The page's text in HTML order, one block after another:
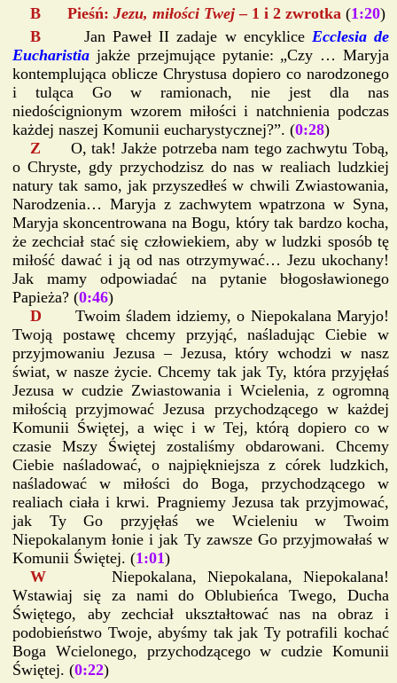
B Pieśń: Jezu, miłości Twej– 1 i 2 zwrotka (1:20)
B Jan Paweł II zadaje w encyklice Ecclesia de
Eucharistia jakże przejmujące pytanie: „Czy … Maryja
kontemplująca oblicze Chrystusa dopiero co narodzonego
i tuląca Go w ramionach, nie jest dla nas
niedoścignionym wzorem miłości i natchnienia podczas
każdej naszej Komunii eucharystycznej?”. (0:28)
Z O, tak! Jakże potrzeba nam tego zachwytu Tobą,
o Chryste, gdy przychodzisz do nas w realiach ludzkiej
natury tak samo, jak przyszedłeś w chwili Zwiastowania,
Narodzenia… Maryja z zachwytem wpatrzona w Syna,
Maryja skoncentrowana na Bogu, który tak bardzo kocha,
że zechciał stać się człowiekiem, aby w ludzki sposób tę
miłość dawać i ją od nas otrzymywać… Jezu ukochany!
Jak mamy odpowiadać na pytanie błogosławionego
Papieża? (0:46)
D Twoim śladem idziemy, o Niepokalana Maryjo!
Twoją postawę chcemy przyjąć, naśladując Ciebie w
przyjmowaniu Jezusa – Jezusa, który wchodzi w nasz
świat, w nasze życie. Chcemy tak jak Ty, która przyjęłaś
Jezusa w cudzie Zwiastowania i Wcielenia, z ogromną
miłością przyjmować Jezusa przychodzącego w każdej
Komunii Świętej, a więc i w Tej, którą dopiero co w
czasie Mszy Świętej zostaliśmy obdarowani. Chcemy
Ciebie naśladować, o najpiękniejsza z córek ludzkich,
naśladować w miłości do Boga, przychodzącego w
realiach ciała i krwi. Pragniemy Jezusa tak przyjmować,
jak Ty Go przyjęłaś we Wcieleniu w Twoim
Niepokalanym łonie i jak Ty zawsze Go przyjmowałaś w
Komunii Świętej. (1:01)
W Niepokalana, Niepokalana, Niepokalana!
Wstawiaj się za nami do Oblubieńca Twego, Ducha
Świętego, aby zechciał ukształtować nas na obraz i
podobieństwo Twoje, abyśmy tak jak Ty potrafili kochać
Boga Wcielonego, przychodzącego w cudzie Komunii
Świętej. (0:22)